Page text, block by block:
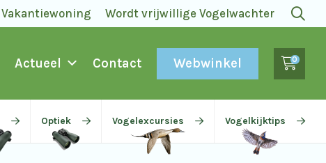
Vakantiewoning Wordt vrijwillige Vogelwachter
Actueel Contact Webwinkel 0
Optiek Vogelexcursies Vogelkijktips